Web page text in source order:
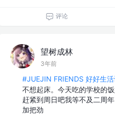
评论
望树成林
3年前
#JUEJIN FRIENDS 好好生
不想起床。今天吃的学校的
赶紧到周日吧我等不及二周
加把劲